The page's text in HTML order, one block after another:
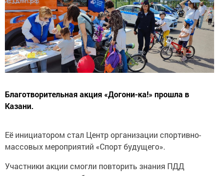
Благотворительная акция «Догони-ка!» прошла в
Казани.
Её инициатором стал Центр организации спортивно-
массовых мероприятий «Спорт будущего».
Участники акции смогли повторить знания ПДД